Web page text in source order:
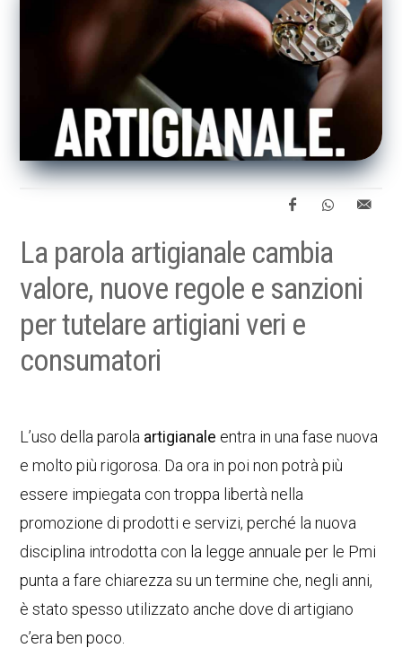
La parola artigianale cambia
valore, nuove regole e sanzioni
per tutelare artigiani veri e
consumatori
L’uso della parola artigianale entra in una fase nuova
e molto più rigorosa. Da ora in poi non potrà più
essere impiegata con troppa libertà nella
promozione di prodotti e servizi, perché la nuova
disciplina introdotta con la legge annuale per le Pmi
punta a fare chiarezza su un termine che, negli anni,
è stato spesso utilizzato anche dove di artigiano
c’era ben poco.